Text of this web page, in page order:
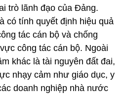
trò lãnh đạo của Đảng.
có tính quyết định hiệu quả
tác cán bộ và chống
công tác cán bộ. Ngoài
khác là tài nguyên đất đai,
nhạy cảm như giáo dục, y
doanh nghiệp nhà nước